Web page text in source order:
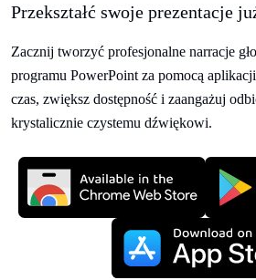
Przekształć swoje prezentacje
Zacznij tworzyć profesjonalne narracje
programu PowerPoint za pomocą
czas, zwiększ dostępność i zaangażuj
krystalicznie czystemu dźwiękowi.